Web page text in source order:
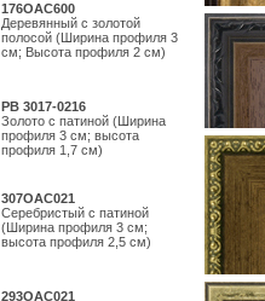
176OAC600
Деревянный с золотой
полосой (Ширина профиля 3
см; Высота профиля 2 см)
PB 3017-0216
Золото с патиной (Ширина
профиля 3 см; высота
профиля 1,7 см)
307OAC021
Серебристый с патиной
(Ширина профиля 3 см;
высота профиля 2,5 см)
293OAC021